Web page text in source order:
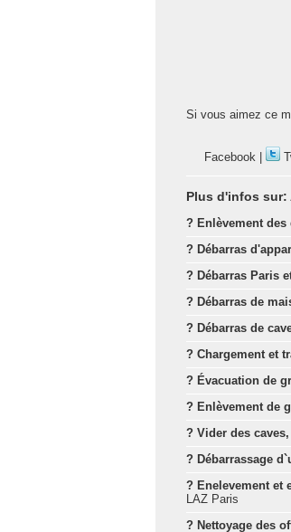
Si vous aimez ce
Facebook
Plus d'infos sur:
? Enlèvement des
? Débarras
? Débarras Paris
? Débarras de
? Débarras de
? Chargement et
? Évacuation de
? Enlèvement de
? Vider des
? Débarrassage
? Enelevement et
LAZ Paris
? Nettoyage des